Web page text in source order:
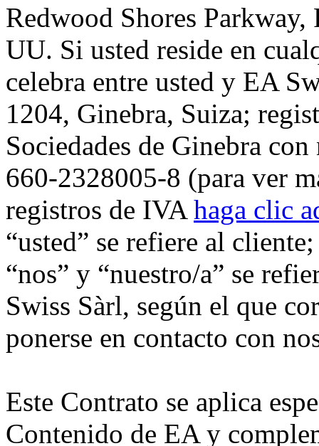
Redwood Shores
UU. Si usted reside en
celebra entre usted y EA
1204, Ginebra, Suiza;
Sociedades de Ginebra
660-2328005-8 (para ver
registros de IVA haga clic
“usted” se refiere al
“nos” y “nuestro/a” se
Swiss Sàrl, según el que
ponerse en contacto con
Este Contrato se aplica
Contenido de EA y